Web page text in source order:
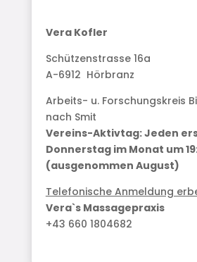
Vera Kofler
Schützenstrasse 16a
A-6912 Hörbranz
Arbeits- u. Forschungskreis
nach Smit
Vereins-Aktivtag: Jeden
Donnerstag im Monat um
(ausgenommen August)
Telefonische Anmeldung
Vera`s Massagepraxis
+43 660 1804682